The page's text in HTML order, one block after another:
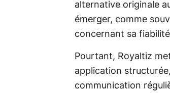
alternative originale
émerger, comme
concernant sa
Pourtant, Royaltiz
application
communication